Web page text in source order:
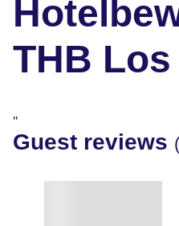
THB
"
Guest reviews